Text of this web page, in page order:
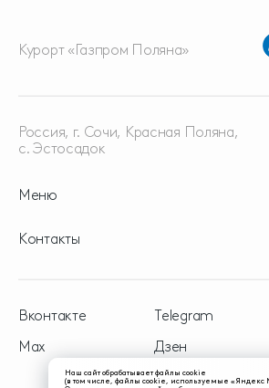
Курорт «Газпром Поляна»
Меню
Россия, г. Сочи, Красная Поляна,
с. Эстосадок
Контакты
Вконтакте
Telegram
Max
Дзен
Наш сайт обрабатывает файлы cookie
(в том числе, файлы cookie, используемые «Яндекс